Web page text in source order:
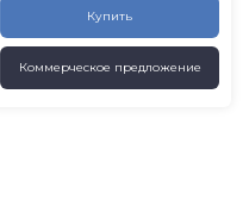
Купить
Коммерческое предложение